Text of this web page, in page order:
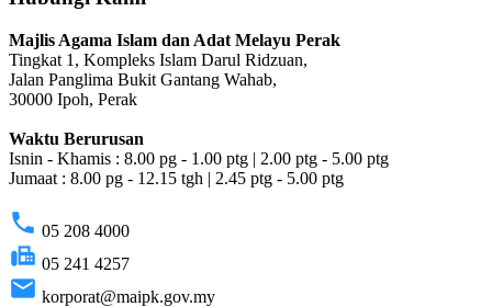
Majlis Agama Islam dan Adat Melayu Perak
Tingkat 1, Kompleks Islam Darul Ridzuan,
Jalan Panglima Bukit Gantang Wahab,
30000 Ipoh, Perak
Waktu Berurusan
Isnin - Khamis : 8.00 pg - 1.00 ptg | 2.00 ptg - 5.00 ptg
Jumaat : 8.00 pg - 12.15 tgh | 2.45 ptg - 5.00 ptg
phone 05 208 4000
fax 05 241 4257
email korporat@maipk.gov.my